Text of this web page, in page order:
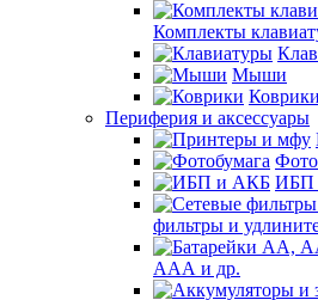
Комплекты
Мыши
Коврики
Периферия и аксессуары
ИБП
фильтры и
ААА и др.